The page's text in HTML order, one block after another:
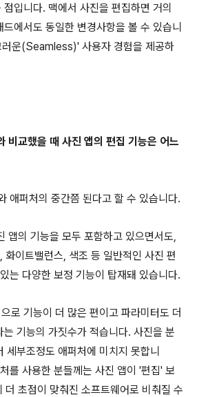
입니다. 맥에서 사진을 편집하면 거의
에서도 동일한 변경사항을 볼 수 있습니
러운(Seamless)' 사용자 경험을 제공하
비교했을 때 사진 앱의 편집 기능은 어느
애퍼처의 중간쯤 된다고 할 수 있습니다.
앱의 기능을 모두 포함하고 있으면서도,
화이트밸런스, 색조 등 일반적인 사진 편
는 다양한 보정 기능이 탑재돼 있습니다.
로 기능이 더 많은 편이고 파라미터도 더
기능의 가짓수가 적습니다. 사진을 분
세부조정도 애퍼처에 미치지 못합니
를 사용한 분들께는 사진 앱이 '편집' 보
더 초점이 맞춰진 소프트웨어로 비춰질 수